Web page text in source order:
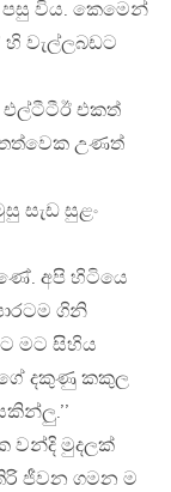
පසු විය. කෙමෙන්
වැල්ලබඩට
එල්ටීටීඊ එකත්
උණත්
සැඩ සුළං
අපි හිටියෙ
ගිනි
මට සිහිය
දකුණු කකුල
වන්දි මුදලක්
ජීවන ගමන ම